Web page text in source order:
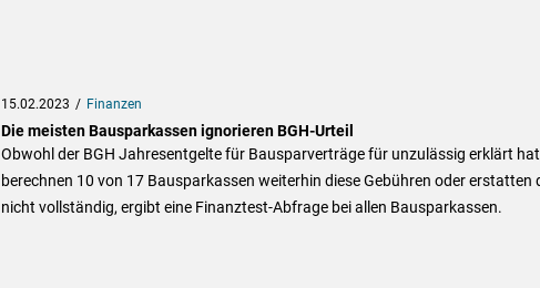
15.02.2023 Finanzen
Die meisten Bausparkassen ignorieren BGH-Urteil
Obwohl der BGH Jahresentgelte für Bausparverträge für unzulässig erklärt
berechnen 10 von 17 Bausparkassen weiterhin diese Gebühren oder erstatten
nicht vollständig, ergibt eine Finanztest-Abfrage bei allen Bausparkassen.